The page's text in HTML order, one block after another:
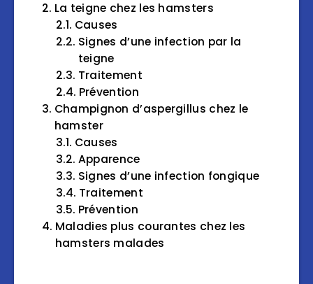
La teigne chez les hamsters
Causes
Signes d’une infection par la
teigne
Traitement
Prévention
Champignon d’aspergillus chez le
hamster
Causes
Apparence
Signes d’une infection fongique
Traitement
Prévention
Maladies plus courantes chez les
hamsters malades